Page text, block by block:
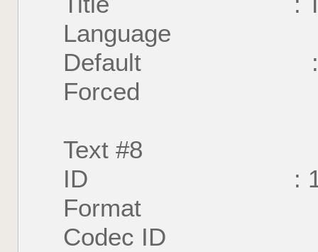
Language :
Default :
Forced :
Text #8
ID :
Format :
Codec ID :